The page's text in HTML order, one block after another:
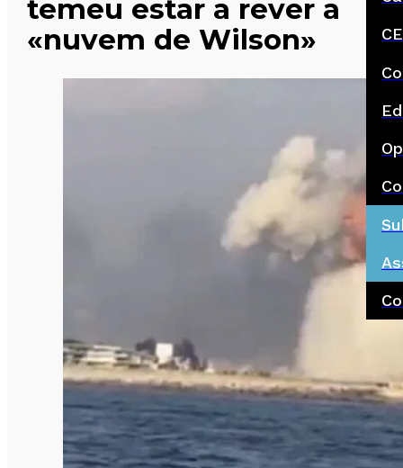
temeu estar a rever a
«nuvem de Wilson»